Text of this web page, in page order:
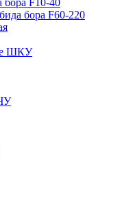
бора F60-220
ШКУ